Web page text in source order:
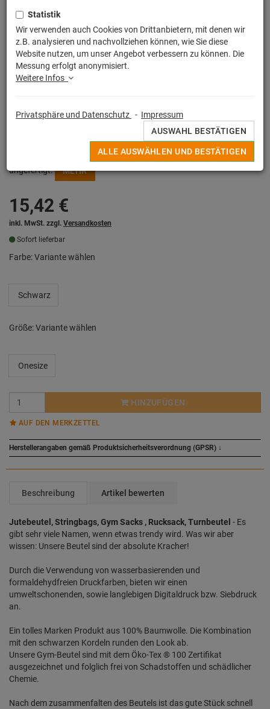
Egal ob witziger Spruch, buntes Motiv oder Lizensierter Print, alle
Deine originellen Sportbeutel werden in Deutschland unter strengen
Qualitätskontrollen hochwertig im Sieb - / Digitaldruckverfahren
angefertigt.
MEHR
15,42 €
inkl. MwSt. zzgl. Versandkosten
Sofort lieferbar
Farbe:Variante wählen
Schwarz
Größe:Variante wählen
Onesize
HINZUFÜGEN
AUF DEN MERKZETTEL
Herstellerangaben gemäß Produktsicherheitsverordnung (GPSR) ↓
Beschreibung Artikel bewerten
Jutebeutel, Stringbags, Gym Sacks , Rucksack, Turnbeutel - Es
gibt sehr viele Namen, wenn etwas trendy wird. Was wir aber
wissen: Unsere Beutel sind der absolute Kracher!
Durch die Verwendung von wasserbasierenden und
formaldehydfreien Druckfarben, bieten wir einen
umweltschonenden, sowie langlebigen Digitaldruck bzw. Siebdruck
an.
Ein tolles Marken Produkt aus 100% Baumwolle. Die Kombination
mit den schwarzen Kordeln runden den Look ab.
Unsere Gym-Beutel sind mit dem Öko-Tex ® 100 Zertifikat
ausgezeichnet und folglich frei von Schadstoffen und schädlicher
Chemie.
Nach dem zusammenfalten des Beutels ist das gute Stück schnell
Statistik
Wir verwenden auch Cookies von Drittanbietern, mit denen wir
z.B. analysieren und nachvollziehen können, wie Sie diese
Website nutzen, um unser Angebot verbessern zu können. Die
Messung erfolgt anonymisiert.
Weitere Infos
Privatsphäre und Datenschutz - Impressum
AUSWAHL BESTÄTIGEN
ALLE AUSWÄHLEN UND BESTÄTIGEN